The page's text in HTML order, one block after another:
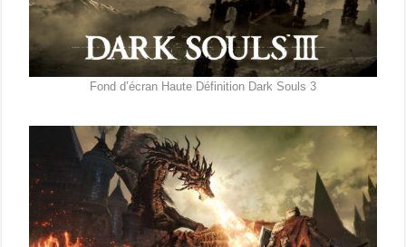
Fond d’écran Haute Définition Dark Souls 3